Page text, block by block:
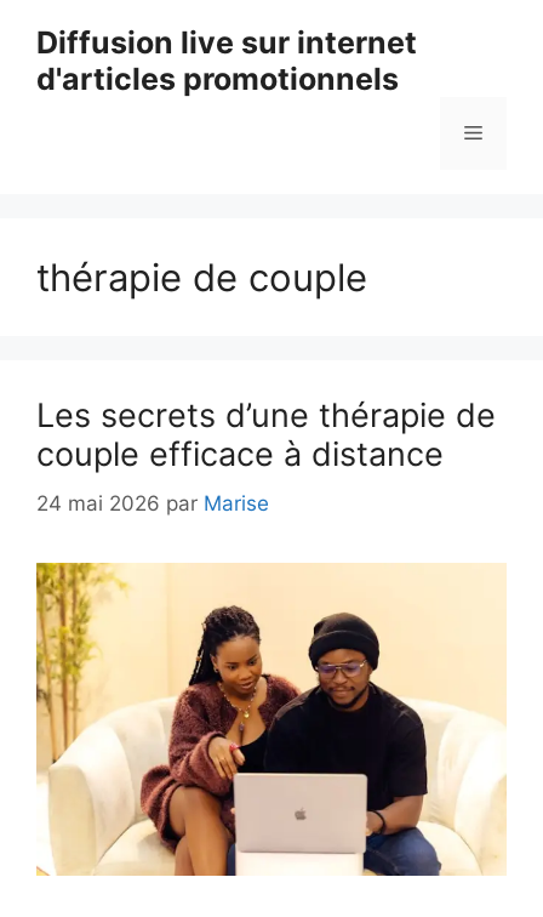
contenu
Diffusion live sur internet
d'articles promotionnels
Menu
thérapie de couple
Les secrets d’une thérapie de
couple efficace à distance
24 mai 2026 par Marise